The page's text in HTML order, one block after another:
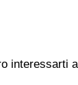
interessarti